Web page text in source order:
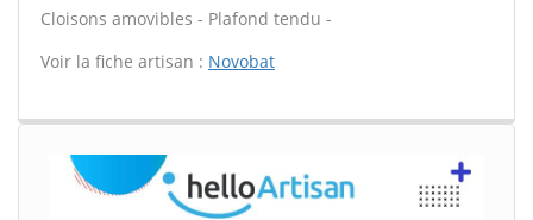
Cloisons amovibles - Plafond tendu -
Voir la fiche artisan : Novobat